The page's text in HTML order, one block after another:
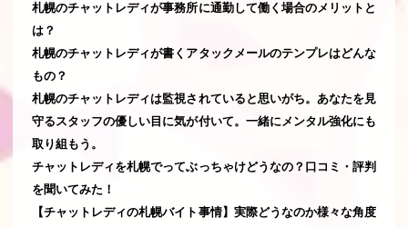
札幌のチャットレディが事務所に通勤して働く場合のメリットと
は？
札幌のチャットレディが書くアタックメールのテンプレはどんな
もの？
札幌のチャットレディは監視されていると思いがち。あなたを見
守るスタッフの優しい目に気が付いて。一緒にメンタル強化にも
取り組もう。
チャットレディを札幌でってぶっちゃけどうなの？口コミ・評判
を聞いてみた！
【チャットレディの札幌バイト事情】実際どうなのか様々な角度